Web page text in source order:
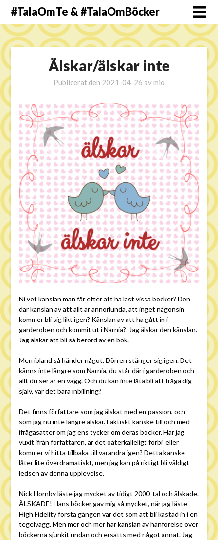
#TalaOmTe & #TalaOmBöcker
Älskar/älskar inte
Publicerat den 2021-04-26 av mio
Ni vet känslan man får efter att ha läst vissa böcker? Den
där känslan av att allt är annorlunda, att inget någonsin
kommer bli sig likt igen? Känslan av att ha gått in i
garderoben och kommit ut i Narnia? Jag älskar den känslan.
Jag älskar att bli så berörd av en bok.
Men ibland så händer något. Dörren stänger sig igen. Det
känns inte längre som Narnia, du står där i garderoben och
allt du ser är en vägg. Och du kan inte låta bli att fråga dig
själv, var det bara inbillning?
Det finns författare som jag älskat med en passion, och
som jag nu inte längre älskar. Faktiskt kanske till och med
ifrågasätter om jag ens tycker om deras böcker. Har jag
vuxit ifrån författaren, är det oåterkalleligt förbi, eller
kommer vi hitta tillbaka till varandra igen? Detta kanske
låter lite överdramatiskt, men jag kan på riktigt bli väldigt
ledsen av denna upplevelse.
Nick Hornby läste jag mycket av tidigt 2000-tal och älskade.
ÄLSKADE! Hans böcker gav mig så mycket, när jag läste
High Fidelity första gången var det som att bli kastad in i en
tegelvägg. Men mer och mer har känslan av hänförelse över
böckerna sjunkit undan och ersatts med något annat. Jag